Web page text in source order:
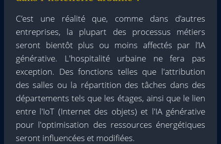
C’est une réalité que, comme dans d’autres
entreprises, la plupart des processus métiers
seront bientôt plus ou moins affectés par l’IA
générative. L'hospitalité urbaine ne fera pas
exception. Des fonctions telles que l'attribution
des salles ou la répartition des tâches dans des
départements tels que les étages, ainsi que le lien
entre l'IoT (Internet des objets) et l'IA générative
pour l'optimisation des ressources énergétiques
seront influencées et modifiées.